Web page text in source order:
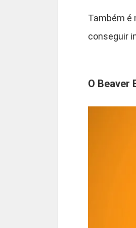
Também é
conseguir
O Beaver